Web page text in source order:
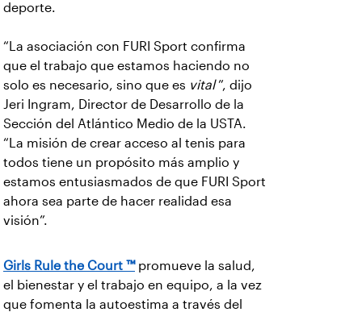
deporte.
“La asociación con FURI Sport confirma
que el trabajo que estamos haciendo no
solo es necesario, sino que es vital”, dijo
Jeri Ingram, Director de Desarrollo de la
Sección del Atlántico Medio de la USTA.
“La misión de crear acceso al tenis para
todos tiene un propósito más amplio y
estamos entusiasmados de que FURI Sport
ahora sea parte de hacer realidad esa
visión”.
Girls Rule the Court ™promueve la salud,
el bienestar y el trabajo en equipo, a la vez
que fomenta la autoestima a través del